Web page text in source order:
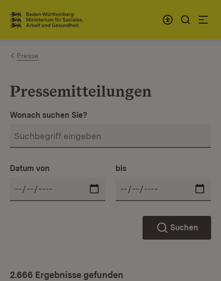
Zum Inhalt springen
Link zur Startseite
Presse
Pressemitteilungen
Wonach suchen Sie?
Datum von bis
Suchen
2.666 Ergebnisse gefunden